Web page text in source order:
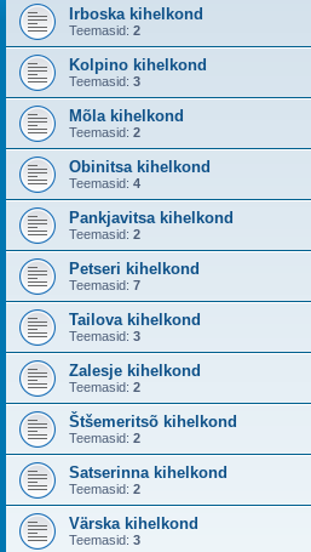
Irboska kihelkond
Teemasid: 2
Kolpino kihelkond
Teemasid: 3
Mõla kihelkond
Teemasid: 2
Obinitsa kihelkond
Teemasid: 4
Pankjavitsa kihelkond
Teemasid: 2
Petseri kihelkond
Teemasid: 7
Tailova kihelkond
Teemasid: 3
Zalesje kihelkond
Teemasid: 2
Štšemeritsõ kihelkond
Teemasid: 2
Satserinna kihelkond
Teemasid: 2
Värska kihelkond
Teemasid: 3